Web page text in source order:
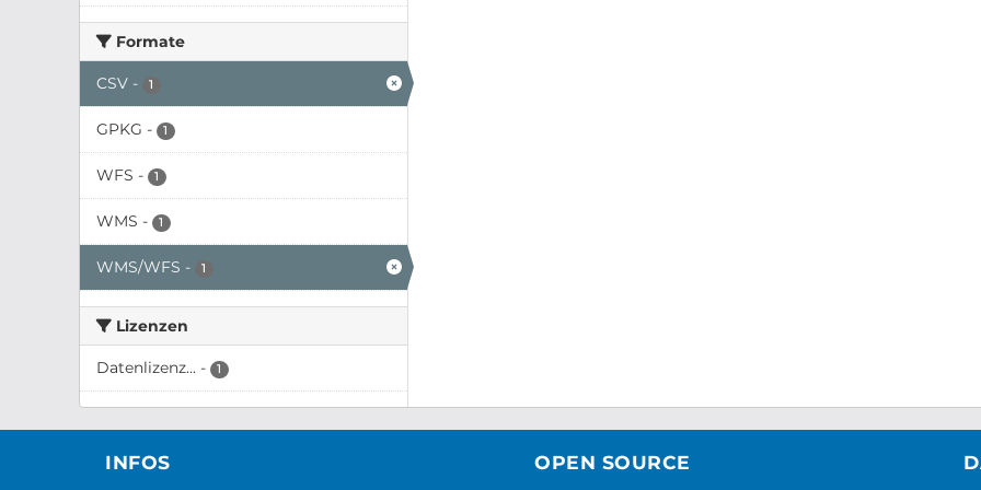
Formate
CSV - 1
GPKG - 1
WFS - 1
WMS - 1
WMS/WFS - 1
Lizenzen
Datenlizenz... - 1
INFOS OPEN SOURCE